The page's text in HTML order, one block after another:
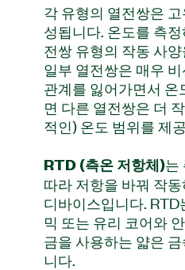
각 유형의 열전쌍은
성됩니다. 온도를 측
전쌍 유형의 작동 사
일부 열전쌍은 매우
관계를 잃어가면서 온
면 다른 열전쌍은 더
적인) 온도 범위를 제
RTD (측온 저항체)는
따라 저항을 바꿔 작
디바이스입니다.
믹 또는 유리 코어와
금을 사용하는 얇은
니다.